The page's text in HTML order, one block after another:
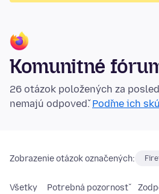
Komunitné
26 otázok položených za
nemajú odpoveď.Poďme ich
Zobrazenie otázok označených:
Všetky Potrebná pozornosť